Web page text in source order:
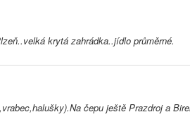
krytá zahrádka..jídlo průměrné.
čepu ještě Prazdroj a